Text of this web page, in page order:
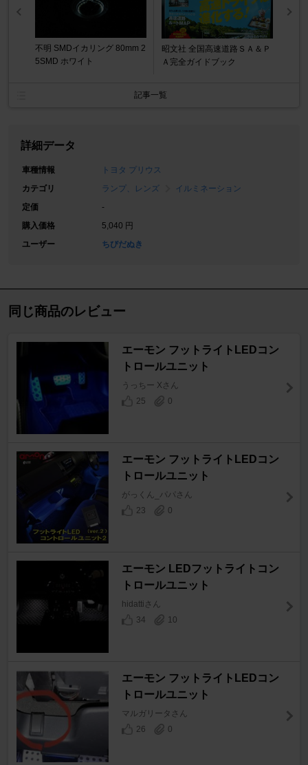
不明 SMDイカリング 80mm 2
5SMD ホワイト
昭文社 全国高速道路ＳＡ＆Ｐ
Ａ完全ガイドブック
記事一覧
詳細データ
車種情報
トヨタ プリウス
カテゴリ
ランプ、レンズ
イルミネーション
定価
-
購入価格
5,040 円
ユーザー
ちびだぬき
同じ商品のレビュー
エーモン フットライトLEDコン
トロールユニット
うっちー Xさん
25
0
エーモン フットライトLEDコン
トロールユニット
がっくん_パパさん
23
0
エーモン LEDフットライトコン
トロールユニット
hidattiさん
34
10
エーモン フットライトLEDコン
トロールユニット
マルガリータさん
26
0